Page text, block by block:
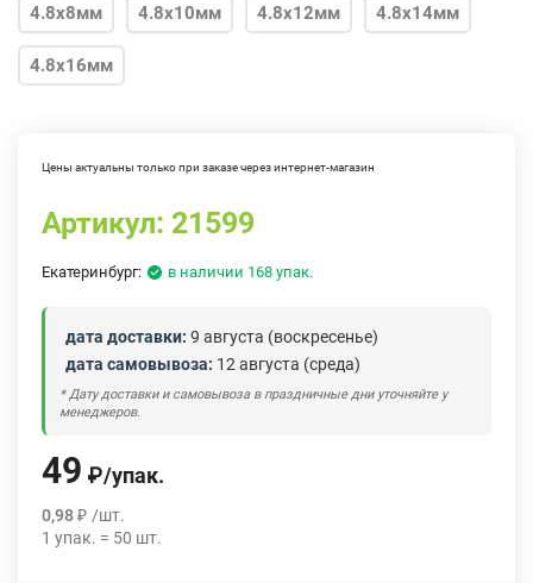
4.8х8мм 4.8х10мм 4.8х12мм 4.8х14мм
4.8х16мм
Цены актуальны только при заказе через интернет-магазин
Артикул: 21599
Екатеринбург: в наличии 168 упак.
дата доставки: 9 августа (воскресенье)
дата самовывоза: 12 августа (среда)
* Дату доставки и самовывоза в праздничные дни уточняйте у
менеджеров.
49 ₽/упак.
0,98 ₽ /шт.
1 упак. = 50 шт.